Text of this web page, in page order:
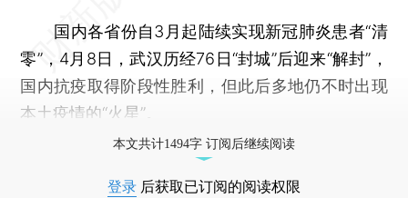
国内各省份自3月起陆续实现新冠肺炎患者“清
零”，4月8日，武汉历经76日“封城”后迎来“解封”，
国内抗疫取得阶段性胜利，但此后多地仍不时出现
本土疫情的“火星”。
本文共计1494字 订阅后继续阅读
登录 后获取已订阅的阅读权限